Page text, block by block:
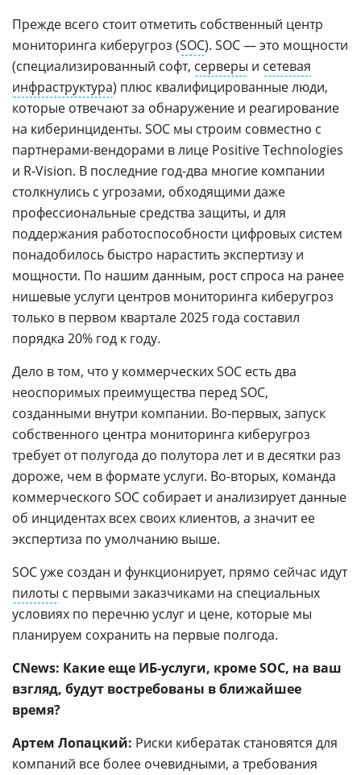
Прежде всего стоит отметить собственный центр
мониторинга киберугроз (SOC). SOC — это мощности
(специализированный софт, серверы и сетевая
инфраструктура) плюс квалифицированные люди,
которые отвечают за обнаружение и реагирование
на киберинциденты. SOC мы строим совместно с
партнерами-вендорами в лице Positive Technologies
и R‑Vision. В последние год-два многие компании
столкнулись с угрозами, обходящими даже
профессиональные средства защиты, и для
поддержания работоспособности цифровых систем
понадобилось быстро нарастить экспертизу и
мощности. По нашим данным, рост спроса на ранее
нишевые услуги центров мониторинга киберугроз
только в первом квартале 2025 года составил
порядка 20% год к году.
Дело в том, что у коммерческих SOC есть два
неоспоримых преимущества перед SOC,
созданными внутри компании. Во-первых, запуск
собственного центра мониторинга киберугроз
требует от полугода до полутора лет и в десятки раз
дороже, чем в формате услуги. Во-вторых, команда
коммерческого SOC собирает и анализирует данные
об инцидентах всех своих клиентов, а значит ее
экспертиза по умолчанию выше.
SOC уже создан и функционирует, прямо сейчас идут
пилоты с первыми заказчиками на специальных
условиях по перечню услуг и цене, которые мы
планируем сохранить на первые полгода.
CNews: Какие еще ИБ-услуги, кроме SOC, на ваш
взгляд, будут востребованы в ближайшее
время?
Артем Лопацкий: Риски кибератак становятся для
компаний все более очевидными, а требования